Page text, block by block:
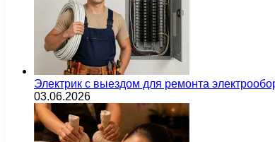
Электрик с выездом для ремонта
03.06.2026